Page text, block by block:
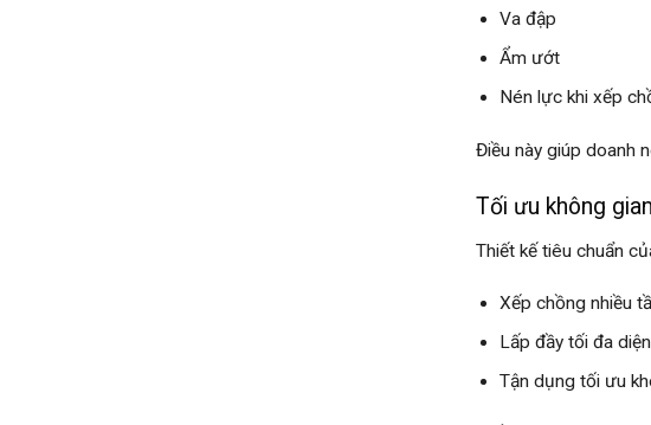
Va đập
Ẩm ướt
Nén lực khi xếp
Điều này giúp doanh
Tối ưu không
Thiết kế tiêu chuẩn
Xếp chồng nhiều
Lấp đầy tối đa
Tận dụng tối ưu